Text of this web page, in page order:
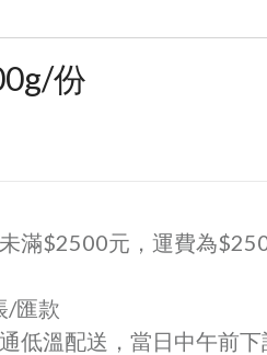
份
滿$2500元，運費為
/匯款
低溫配送，當日中午前下